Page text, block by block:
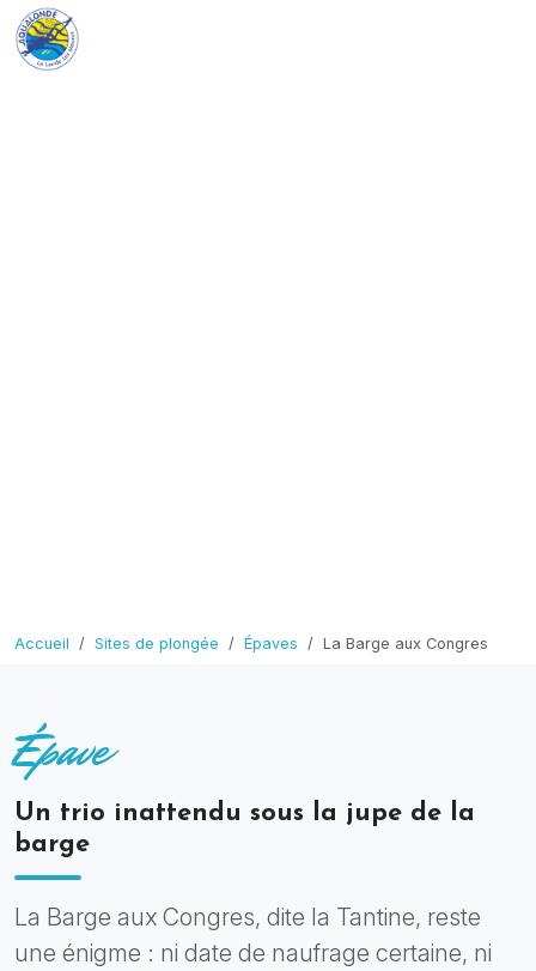
Accueil Sites de plongée Épaves La Barge aux Congres
Épave
Un trio inattendu sous la jupe de la
barge
La Barge aux Congres, dite la Tantine, reste
une énigme : ni date de naufrage certaine, ni